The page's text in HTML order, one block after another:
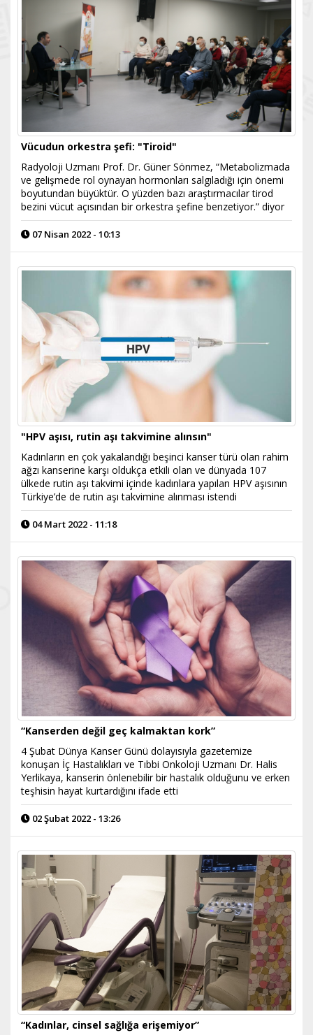
Vücudun orkestra şefi: "Tiroid"
Radyoloji Uzmanı Prof. Dr. Güner Sönmez, “Metabolizmada
ve gelişmede rol oynayan hormonları salgıladığı için önemi
boyutundan büyüktür. O yüzden bazı araştırmacılar tirod
bezini vücut açısından bir orkestra şefine benzetiyor.” diyor
07 Nisan 2022 - 10:13
"HPV aşısı, rutin aşı takvimine alınsın"
Kadınların en çok yakalandığı beşinci kanser türü olan rahim
ağzı kanserine karşı oldukça etkili olan ve dünyada 107
ülkede rutin aşı takvimi içinde kadınlara yapılan HPV aşısının
Türkiye’de de rutin aşı takvimine alınması istendi
04 Mart 2022 - 11:18
“Kanserden değil geç kalmaktan kork”
4 Şubat Dünya Kanser Günü dolayısıyla gazetemize
konuşan İç Hastalıkları ve Tıbbi Onkoloji Uzmanı Dr. Halis
Yerlikaya, kanserin önlenebilir bir hastalık olduğunu ve erken
teşhisin hayat kurtardığını ifade etti
02 Şubat 2022 - 13:26
“Kadınlar, cinsel sağlığa erişemiyor”